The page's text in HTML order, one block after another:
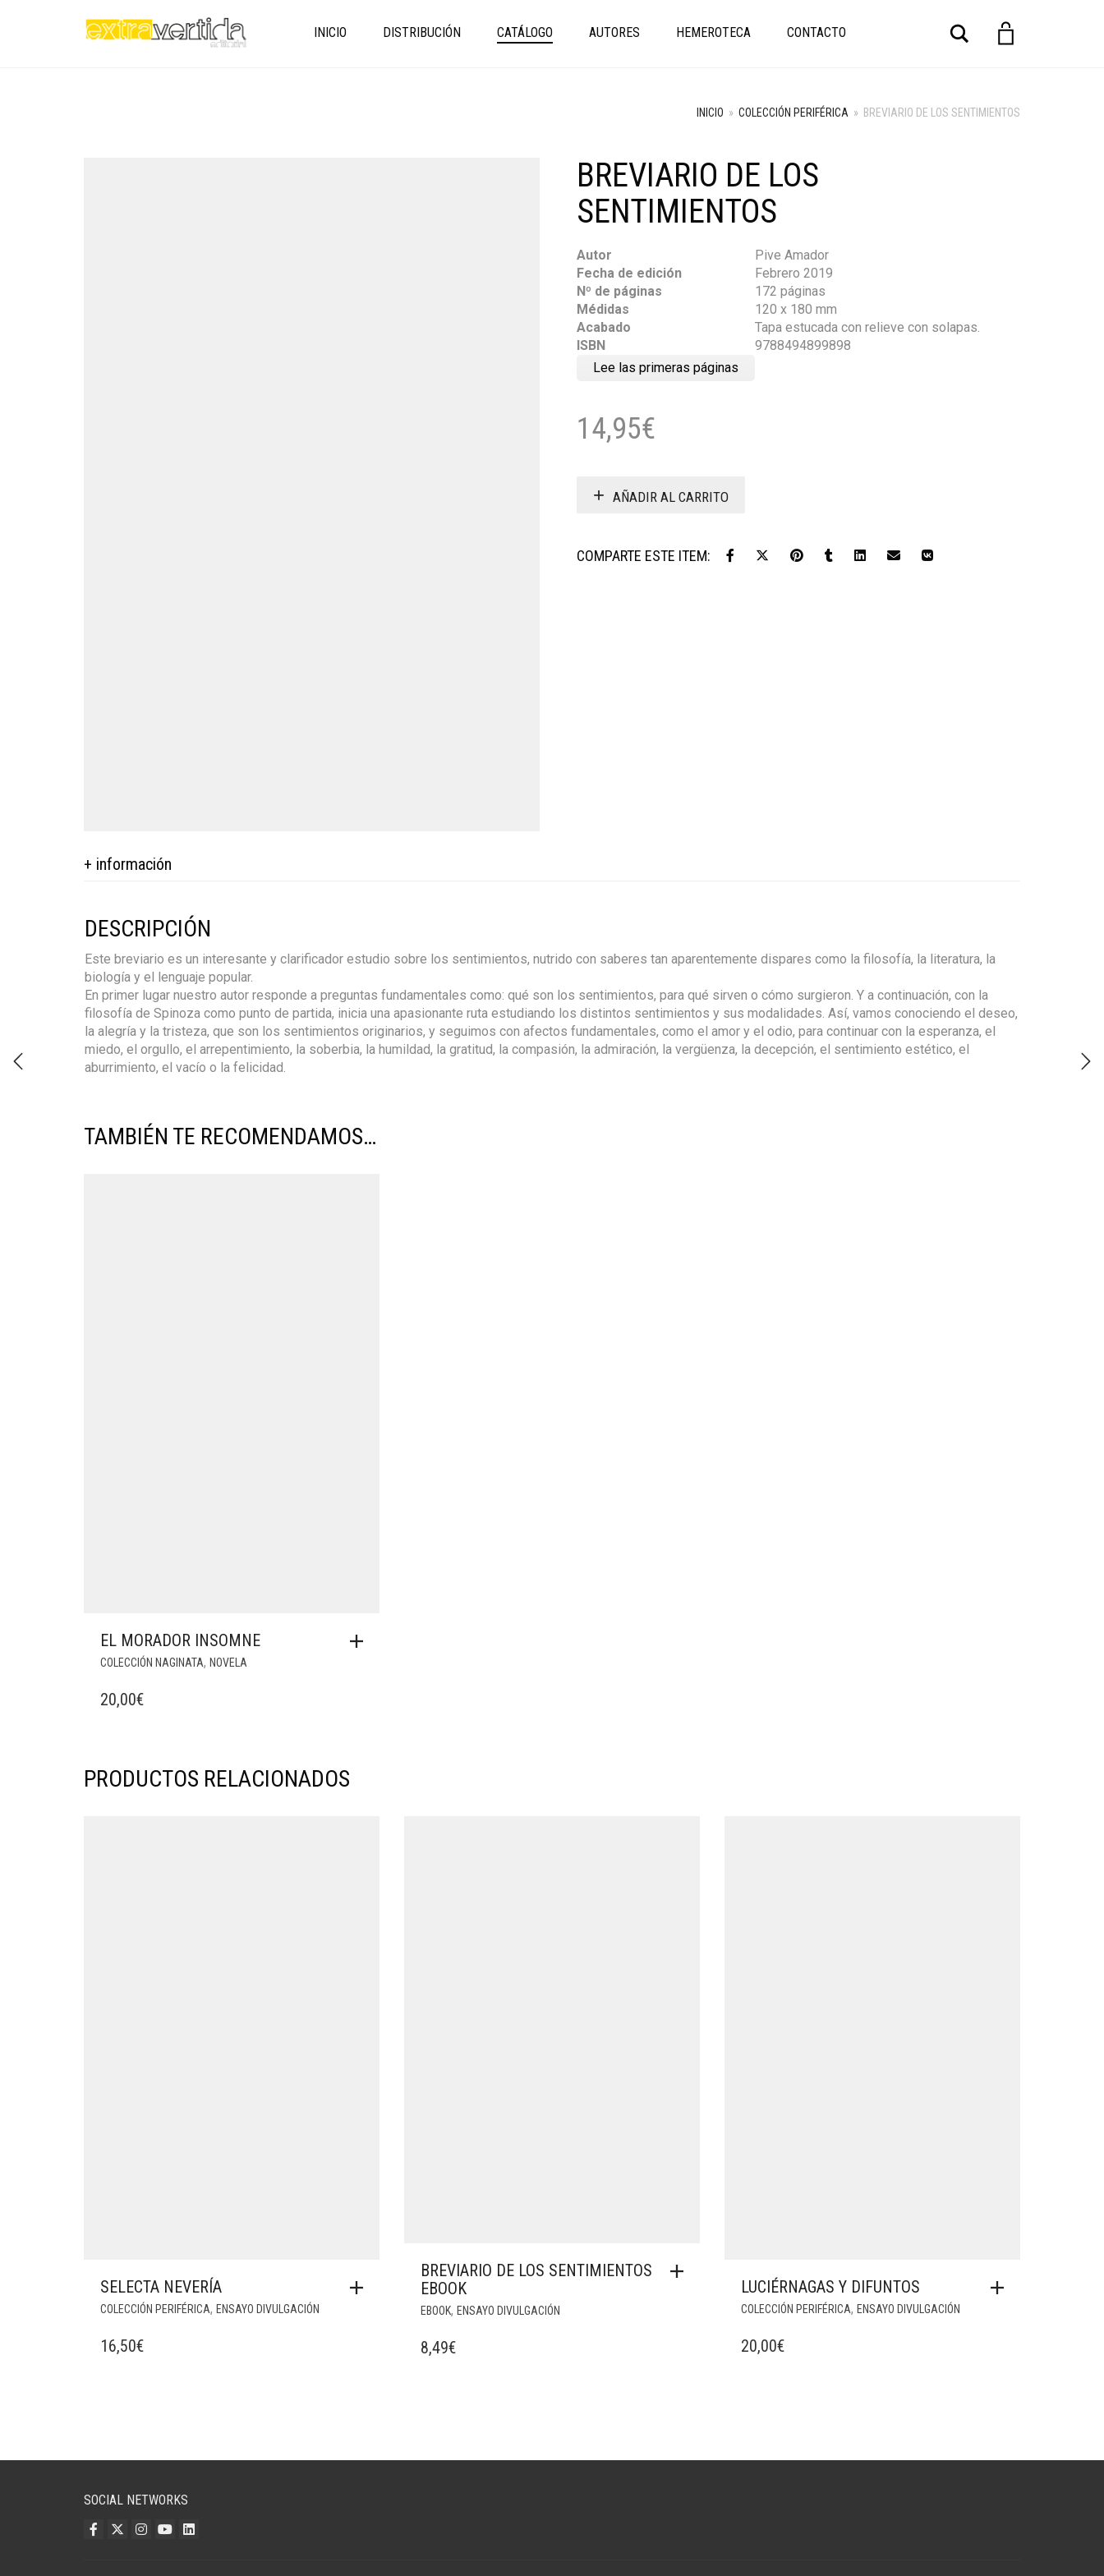
INICIO DISTRIBUCIÓN CATÁLOGO AUTORES HEMEROTECA CONTACTO Buscar
INICIO » COLECCIÓN PERIFÉRICA » BREVIARIO DE LOS SENTIMIENTOS
BREVIARIO DE LOS
SENTIMIENTOS
Autor
Pive Amador
Fecha de edición
Febrero 2019
Nº de páginas
172 páginas
Médidas
120 x 180 mm
Acabado
Tapa estucada con relieve con solapas.
ISBN
9788494899898
Lee las primeras páginas
14,95€
AÑADIR AL CARRITO
COMPARTE ESTE ITEM:
+ información
DESCRIPCIÓN
Este breviario es un interesante y clarificador estudio sobre los sentimientos, nutrido con saberes tan aparentemente dispares como la filosofía, la literatura, la
biología y el lenguaje popular.
En primer lugar nuestro autor responde a preguntas fundamentales como: qué son los sentimientos, para qué sirven o cómo surgieron. Y a continuación, con la
filosofía de Spinoza como punto de partida, inicia una apasionante ruta estudiando los distintos sentimientos y sus modalidades. Así, vamos conociendo el deseo,
la alegría y la tristeza, que son los sentimientos originarios, y seguimos con afectos fundamentales, como el amor y el odio, para continuar con la esperanza, el
miedo, el orgullo, el arrepentimiento, la soberbia, la humildad, la gratitud, la compasión, la admiración, la vergüenza, la decepción, el sentimiento estético, el
aburrimiento, el vacío o la felicidad.
TAMBIÉN TE RECOMENDAMOS…
EL MORADOR INSOMNE
COLECCIÓN NAGINATA, NOVELA
20,00€
PRODUCTOS RELACIONADOS
SELECTA NEVERÍA
COLECCIÓN PERIFÉRICA, ENSAYO DIVULGACIÓN
16,50€
BREVIARIO DE LOS SENTIMIENTOS
EBOOK
EBOOK, ENSAYO DIVULGACIÓN
8,49€
LUCIÉRNAGAS Y DIFUNTOS
COLECCIÓN PERIFÉRICA, ENSAYO DIVULGACIÓN
20,00€
SOCIAL NETWORKS